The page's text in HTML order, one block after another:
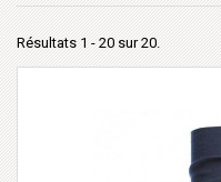
Résultats 1 - 20 sur 20.